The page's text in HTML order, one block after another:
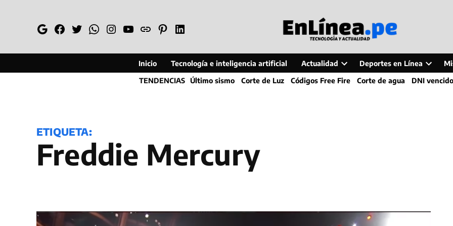
GoogleFacebook
TwitterWhatsapp
Instagram
YouTube
WebPinterestLinkedin
Inicio Tecnología e inteligencia artificial Actualidad
Open
dropdown
Deportes en Línea
Open
dropdown
TENDENCIAS Último sismo Corte de Luz Códigos Free Fire Corte de agua DNI vencido
ETIQUETA:
Freddie Mercury